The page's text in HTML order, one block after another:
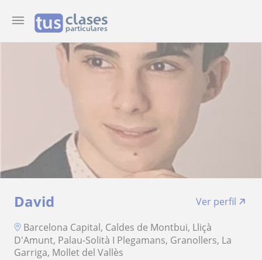
David
Ver perfil
Barcelona Capital, Caldes de Montbui, Lliçà
D'Amunt, Palau-Solità I Plegamans, Granollers, La
Garriga, Mollet del Vallès